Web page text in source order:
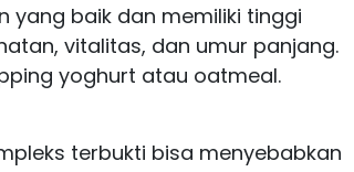
yang baik dan memiliki tinggi
vitalitas, dan umur panjang.
yoghurt atau oatmeal.
terbukti bisa menyebabkan